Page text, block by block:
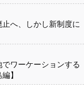
止へ、しかし新制度に
でワーケーションする
】